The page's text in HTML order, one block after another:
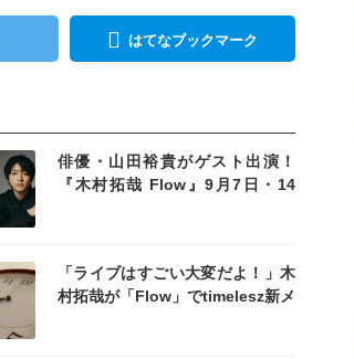
はてなブックマーク
俳優・山田裕貴がゲスト出演！
『木村拓哉 Flow』9月7日・14
「ライブはすごい大変だよ！」木
村拓哉が「Flow」でtimelesz新メ記事を読む